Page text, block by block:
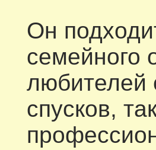
Он
семейного
любителей
спусков,